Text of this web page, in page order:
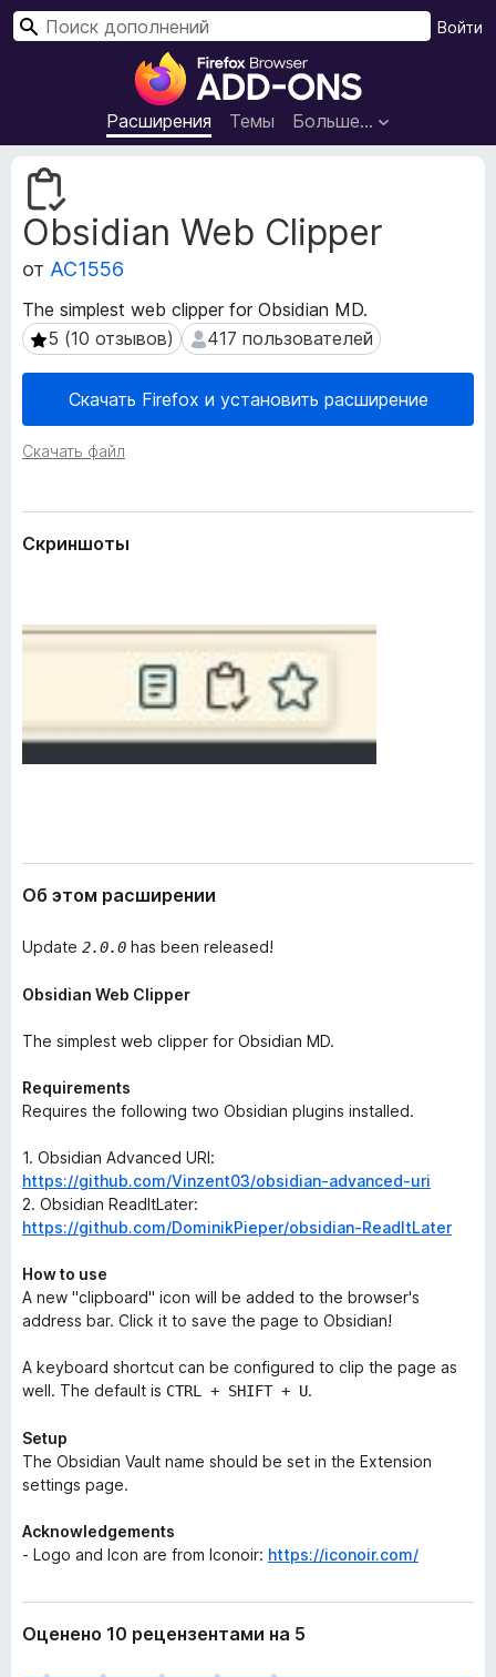
Д
о
п
о
е
н
я
д
л
б
з
F
e
f
Расширения Темы Больше…
Войти
П
Obsidian Web Clipper
от AC1556
The simplest web clipper for Obsidian MD.
5 (10 отзывов)
5 (10 отзывов) 417 пользователей
417 пользователей
Скачать Firefox и установить расширение
Скачать файл
М
е
т
а
д
н
н
с
е
я
Скриншоты
Об этом расширении
Update 2.0.0 has been released!
Obsidian Web Clipper
The simplest web clipper for Obsidian MD.
Requirements
Requires the following two Obsidian plugins installed.
1. Obsidian Advanced URI:
https://github.com/Vinzent03/obsidian-advanced-uri
2. Obsidian ReadItLater:
https://github.com/DominikPieper/obsidian-ReadItLater
How to use
A new "clipboard" icon will be added to the browser's
address bar. Click it to save the page to Obsidian!
A keyboard shortcut can be configured to clip the page as
well. The default is CTRL + SHIFT + U.
Setup
The Obsidian Vault name should be set in the Extension
settings page.
Acknowledgements
- Logo and Icon are from Iconoir: https://iconoir.com/
Оценено 10 рецензентами на 5